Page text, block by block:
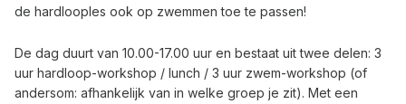
de hardlooples ook op zwemmen toe te passen!
De dag duurt van 10.00-17.00 uur en bestaat uit twee delen: 3
uur hardloop-workshop / lunch / 3 uur zwem-workshop (of
andersom: afhankelijk van in welke groep je zit). Met een